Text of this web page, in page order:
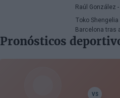
Raúl González
Toko
Barcelona tras
de euros y se
temporada
única campaña
Pronósticos
VS